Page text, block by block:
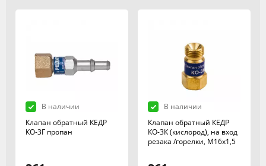
В наличии
Клапан обратный КЕДР
КО-3Г пропан
В наличии
Клапан обратный КЕДР
КО-3К (кислород), на вход
резака /горелки, М16х1,5